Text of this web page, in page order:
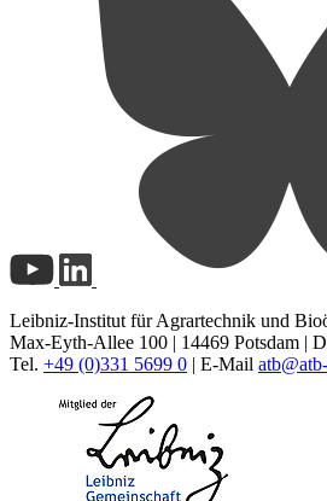
Leibniz-Institut für Agrartechnik und
Max-Eyth-Allee 100 | 14469 Potsdam |
Tel. +49 (0)331 5699 0 | E-Mail atb@